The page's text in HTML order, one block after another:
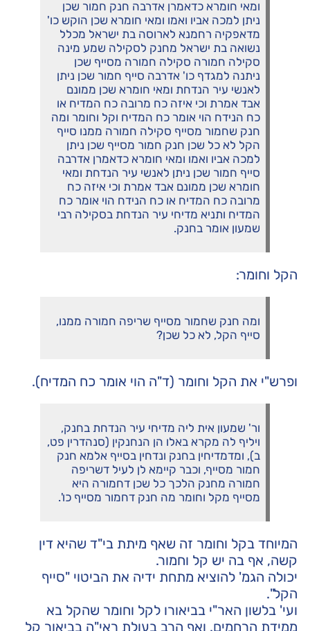
ומאי חומרא כדאמרן אדרבה חנק חמור שכן
ניתן למכה אביו ואמו ומאי חומרא שכן הוקש כו'
מדאפקיה רחמנא לארוסה בת ישראל מכלל
נשואה בת ישראל מחנק לסקילה שמע מינה
סקילה חמורה סקילה חמורה מסייף שכן
ניתנה למגדף כו' אדרבה סייף חמור שכן ניתן
לאנשי עיר הנדחת ומאי חומרא שכן ממונם
אבד אמרת וכי איזה כח מרובה כח המדיח או
כח הנידח הוי אומר כח המדיח וקל וחומר ומה
חנק שחמור מסייף סקילה חמורה ממנו סייף
הקל לא כל שכן חנק חמור מסייף שכן ניתן
למכה אביו ואמו ומאי חומרא כדאמרן אדרבה
סייף חמור שכן ניתן לאנשי עיר הנדחת ומאי
חומרא שכן ממונם אבד אמרת וכי איזה כח
מרובה כח המדיח או כח הנידח הוי אומר כח
המדיח ותניא מדיחי עיר הנדחת בסקילה רבי
שמעון אומר בחנק.
הקל וחומר:
ומה חנק שחמור מסייף שריפה חמורה ממנו,
סייף הקל, לא כל שכן?
ופרש"י את הקל וחומר (ד"ה הוי אומר כח המדיח).
ור' שמעון אית ליה מדיחי עיר הנדחת בחנק,
ויליף לה מקרא באלו הן הנחנקין (סנהדרין פט,
ב), ומדמדיחין בחנק ונדחין בסייף אלמא חנק
חמור מסייף, וכבר קיימא לן לעיל דשריפה
חמורה מחנק הלכך כל שכן דחמורה היא
מסייף מקל וחומר מה חנק דחמור מסייף כו'.
המיוחד בקל וחומר זה שאף מיתת בי"ד שהיא דין
קשה, אף בה יש קל וחמור.
יכולה הגמ' להוציא מתחת ידיה את הביטוי "סייף
הקל".
ועי' בלשון האר"י בביאורו לקל וחומר שהקל בא
ממידת הרחמים. ואף הרב בעולת ראי"ה בביאור קל